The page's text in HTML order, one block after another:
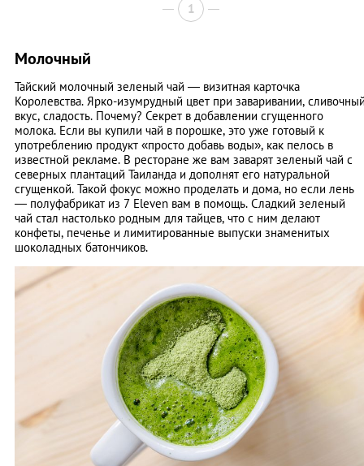
1
Молочный
Тайский молочный зеленый чай — визитная карточка
Королевства. Ярко-изумрудный цвет при заваривании,
вкус, сладость. Почему? Секрет в добавлении сгущенного
молока. Если вы купили чай в порошке, это уже готовый к
употреблению продукт «просто добавь воды», как пелось в
известной рекламе. В ресторане же вам заварят зеленый чай с
северных плантаций Таиланда и дополнят его натуральной
сгущенкой. Такой фокус можно проделать и дома, но если лень
— полуфабрикат из 7 Eleven вам в помощь. Сладкий зеленый
чай стал настолько родным для тайцев, что с ним делают
конфеты, печенье и лимитированные выпуски знаменитых
шоколадных батончиков.